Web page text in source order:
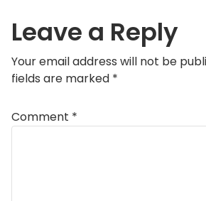
Leave a Reply
Your email address will not be
fields are marked *
Comment *